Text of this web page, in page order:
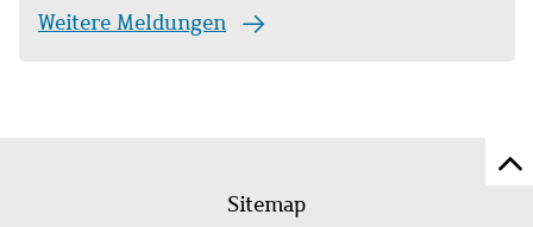
Weitere Meldungen
Fußleistenmenü
Sitemap